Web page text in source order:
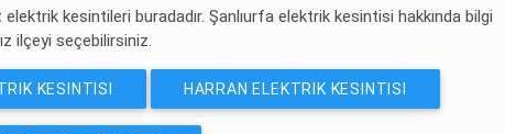
kesintileri buradadır. Şanlıurfa elektrik kesintisi hakkında bilgi
ilçeyi seçebilirsiniz.
KESINTISI HARRAN ELEKTRIK KESINTISI